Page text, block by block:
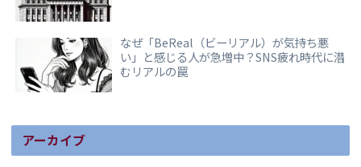
なぜ「BeReal（ビーリアル）が気持ち悪
い」と感じる人が急増中？SNS疲れ時代に潜
むリアルの罠
アーカイブ